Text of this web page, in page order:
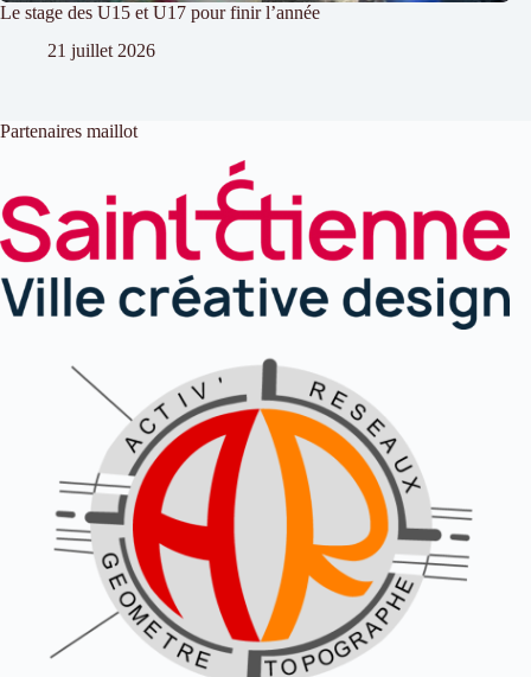
Le stage des U15 et U17 pour finir l’année
21 juillet 2026
Partenaires maillot